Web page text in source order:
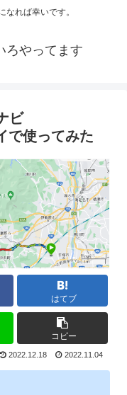
なれば幸いです。
ろやってます
ビ
で使ってみた
はてブ
コピー
2022.12.18 2022.11.04